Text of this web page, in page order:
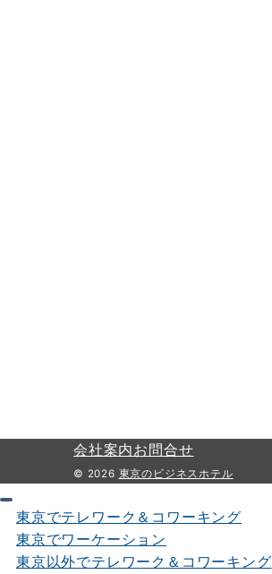
会社案内お問合せ
© 2026 東京のビジネスホテル
東京でテレワーク＆コワーキング
東京でワーケーション
東京以外でテレワーク＆コワーキング